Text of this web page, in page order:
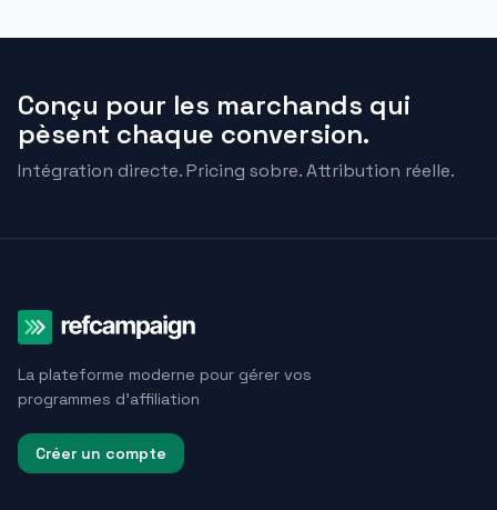
Conçu pour les marchands qui
pèsent chaque conversion.
Intégration directe. Pricing sobre. Attribution réelle.
La plateforme moderne pour gérer vos
programmes d'affiliation
Créer un compte